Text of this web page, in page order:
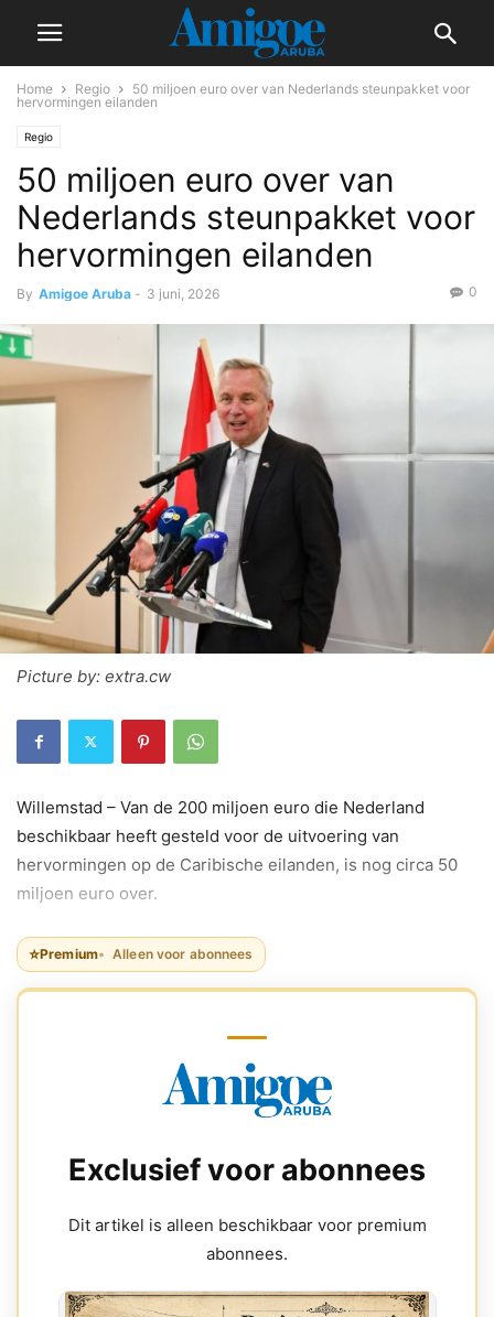
Home Regio
50 miljoen euro over van Nederlands steunpakket voor
hervormingen eilanden
Regio
50 miljoen euro over van
Nederlands steunpakket voor
hervormingen eilanden
By Amigoe Aruba - 3 juni, 2026 0
Picture by: extra.cw
Willemstad – Van de 200 miljoen euro die Nederland
beschikbaar heeft gesteld voor de uitvoering van
hervormingen op de Caribische eilanden, is nog circa 50
miljoen euro over.
⭐Premium Alleen voor abonnees
Exclusief voor abonnees
Dit artikel is alleen beschikbaar voor premium
abonnees.